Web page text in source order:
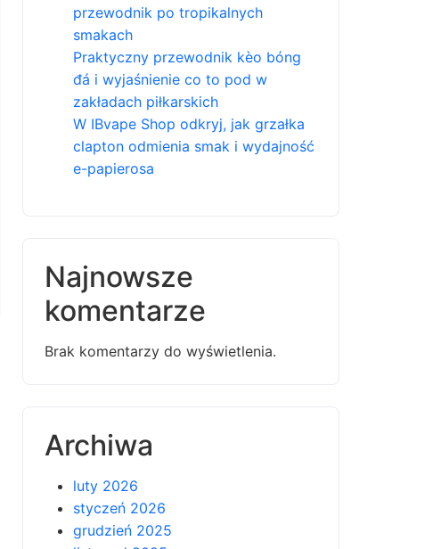
przewodnik po tropikalnych
smakach
Praktyczny przewodnik kèo bóng
đá i wyjaśnienie co to pod w
zakładach piłkarskich
W IBvape Shop odkryj, jak grzałka
clapton odmienia smak i wydajność
e-papierosa
Najnowsze
komentarze
Brak komentarzy do wyświetlenia.
Archiwa
luty 2026
styczeń 2026
grudzień 2025